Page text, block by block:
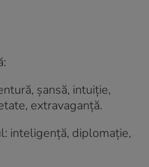
:
șansă, intuiție,
extravaganță.
inteligență, diplomație,